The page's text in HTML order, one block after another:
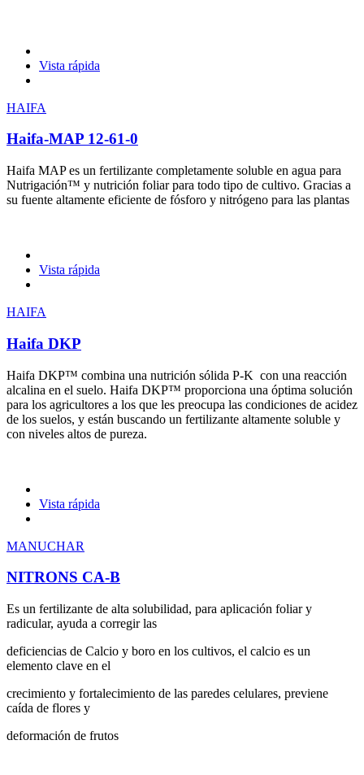
Vista rápida
HAIFA
Haifa-MAP 12-61-0
Haifa MAP es un fertilizante completamente soluble en agua para
Nutrigación™ y nutrición foliar para todo tipo de cultivo. Gracias a
su fuente altamente eficiente de fósforo y nitrógeno para las plantas
Vista rápida
HAIFA
Haifa DKP
Haifa DKP™ combina una nutrición sólida P-K con una reacción
alcalina en el suelo. Haifa DKP™ proporciona una óptima solución
para los agricultores a los que les preocupa las condiciones de acidez
de los suelos, y están buscando un fertilizante altamente soluble y
con niveles altos de pureza.
Vista rápida
MANUCHAR
NITRONS CA-B
Es un fertilizante de alta solubilidad, para aplicación foliar y
radicular, ayuda a corregir las
deficiencias de Calcio y boro en los cultivos, el calcio es un
elemento clave en el
crecimiento y fortalecimiento de las paredes celulares, previene
caída de flores y
deformación de frutos